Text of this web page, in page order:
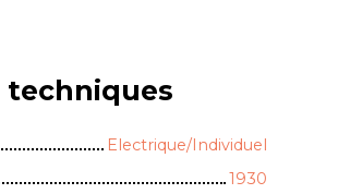
techniques
Electrique/Individuel
1930